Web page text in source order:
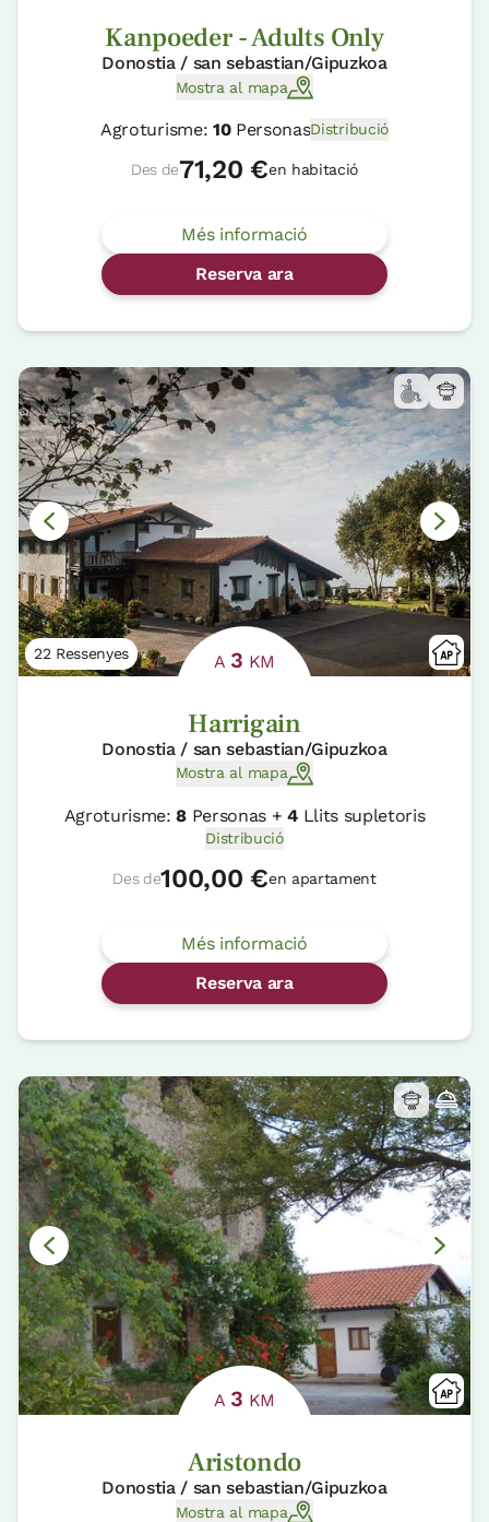
Kanpoeder - Adults Only
Donostia / san sebastian/Gipuzkoa
Mostra al mapa
Agroturisme: 10PersonasDistribució
Des de71,20 €en habitació
Més informació
Reserva ara
22 Ressenyes A 3 KM
Harrigain
Donostia / san sebastian/Gipuzkoa
Mostra al mapa
Agroturisme:8 Personas +4Llits supletoris
Distribució
Des de100,00 €en apartament
Més informació
Reserva ara
A 3 KM
Aristondo
Donostia / san sebastian/Gipuzkoa
Mostra al mapa